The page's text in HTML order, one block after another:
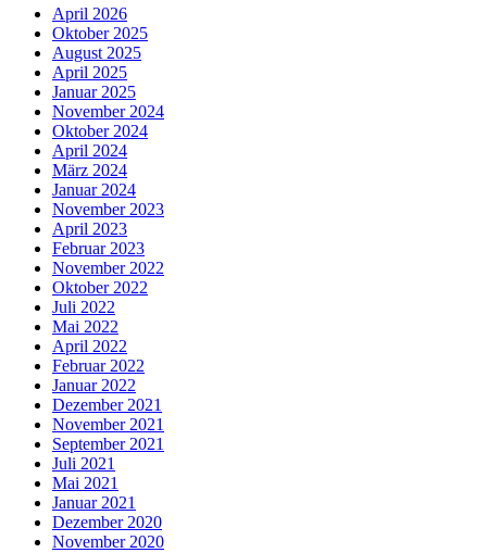
April 2026
Oktober 2025
August 2025
April 2025
Januar 2025
November 2024
Oktober 2024
April 2024
März 2024
Januar 2024
November 2023
April 2023
Februar 2023
November 2022
Oktober 2022
Juli 2022
Mai 2022
April 2022
Februar 2022
Januar 2022
Dezember 2021
November 2021
September 2021
Juli 2021
Mai 2021
Januar 2021
Dezember 2020
November 2020